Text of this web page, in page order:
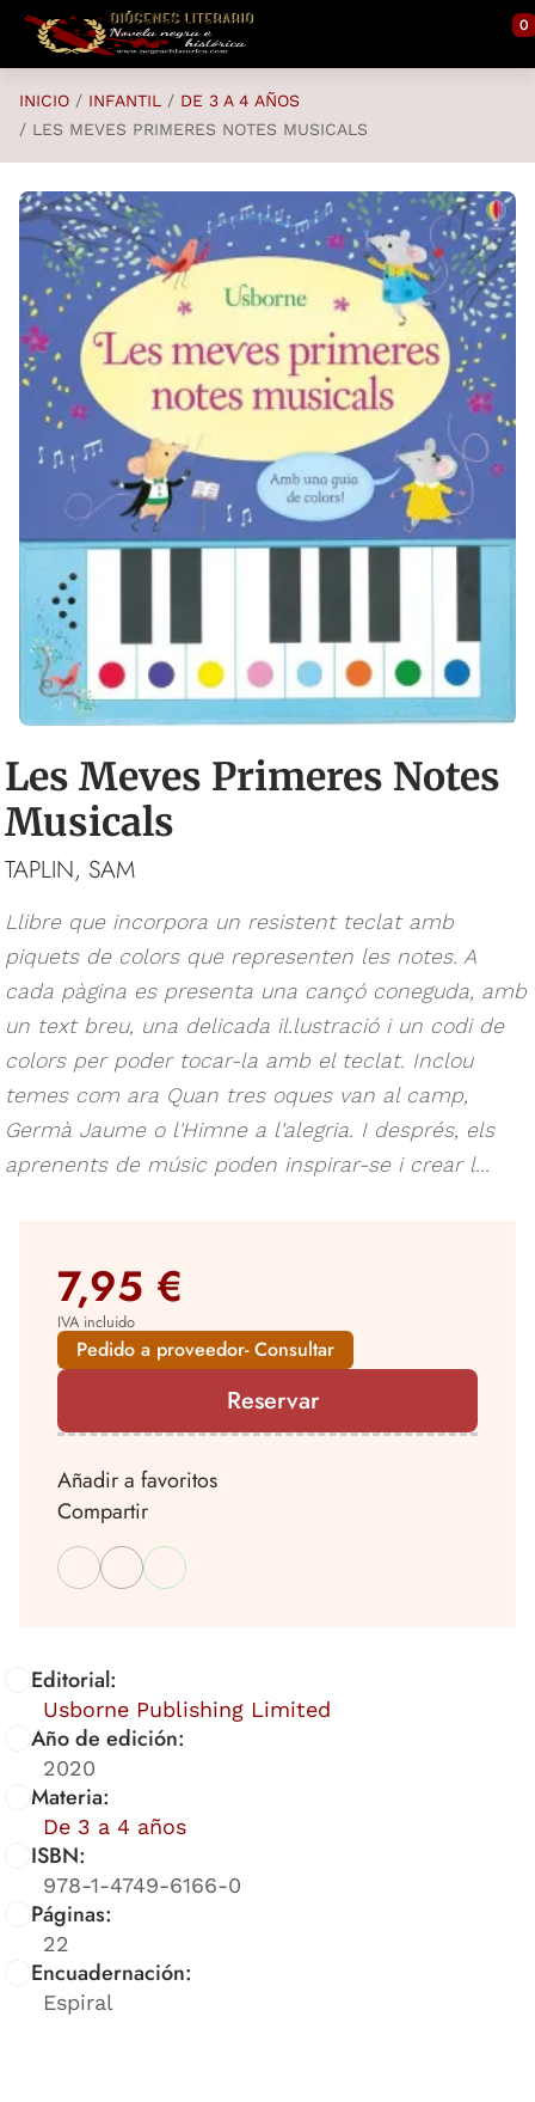
Saltar al contenido principal
0
INICIO INFANTIL
DE 3 A 4 AÑOS
LES MEVES PRIMERES NOTES MUSICALS
Les Meves Primeres Notes
Musicals
TAPLIN, SAM
Llibre que incorpora un resistent teclat amb
piquets de colors que representen les notes. A
cada pàgina es presenta una cançó coneguda, amb
un text breu, una delicada il.lustració i un codi de
colors per poder tocar-la amb el teclat. Inclou
temes com ara Quan tres oques van al camp,
Germà Jaume o l'Himne a l'alegria. I després, els
aprenents de músic poden inspirar-se i crear l...
Editorial:
Usborne Publishing Limited
Año de edición:
2020
Materia:
De 3 a 4 años
ISBN:
978-1-4749-6166-0
Páginas:
22
Encuadernación:
Espiral
7,95 €
IVA incluido
Pedido a proveedor- Consultar
Reservar
Añadir a favoritos
Compartir